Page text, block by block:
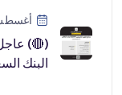
أغسطس 5,
البنك